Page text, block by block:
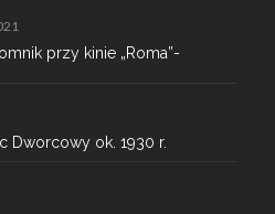
przy kinie „Roma”-
Dworcowy ok. 1930 r.